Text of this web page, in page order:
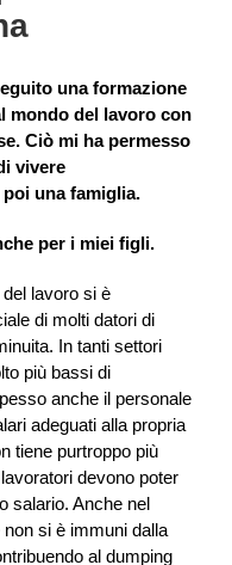
una formazione
mondo del lavoro con
Ciò mi ha permesso
vivere
una famiglia.
per i miei figli.
lavoro si è
di molti datori di
In tanti settori
più bassi di
anche il personale
adeguati alla propria
tiene purtroppo più
devono poter
salario. Anche nel
si è immuni dalla
al dumping